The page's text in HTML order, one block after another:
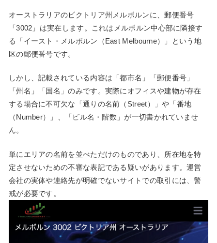
オーストラリアのビクトリア州メルボルンに、郵便番号
「3002」は実在します。これはメルボルン中心部に隣接す
る「イースト・メルボルン（East Melbourne）」という地
区の郵便番号です。
しかし、記載されている内容は「都市名」「郵便番号」
「州名」「国名」のみです。実際にオフィスや建物が存在
する場合に不可欠な「通りの名前（Street）」や「番地
（Number）」、「ビル名・階数」が一切書かれていませ
ん。
単にエリアの名前を並べただけのものであり、所在地を特
定させないための不審な表記である疑いがあります。運営
会社の実体や連絡先が明確でないサイトでの取引には、警
戒が必要です。